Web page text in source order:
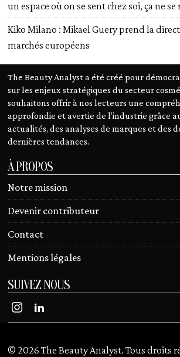
un espace où on se sent chez soi, ça ne
Kiko Milano : Mikael Guery prend la
marchés européens
The Beauty Analyst a été créé pour
sur les enjeux stratégiques du secteur
souhaitons offrir à nos lecteurs une
approfondie et avertie de l’industrie grâce
actualités, des analyses de marques et des
dernières tendances.
À PROPOS
Notre mission
Devenir contributeur
Contact
Mentions légales
SUIVEZ NOUS
© 2026 The Beauty Analyst. Tous droits